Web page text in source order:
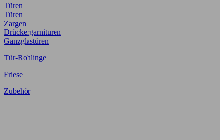
Türen
Türen
Zargen
Drückergarnituren
Ganzglastüren
Tür-Rohlinge
Friese
Zubehör